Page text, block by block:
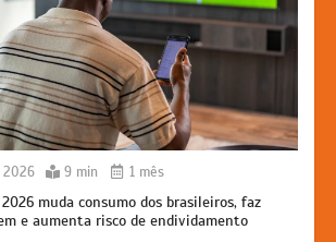
2026 9 min 1 mês
muda consumo dos brasileiros, faz
e aumenta risco de endividamento